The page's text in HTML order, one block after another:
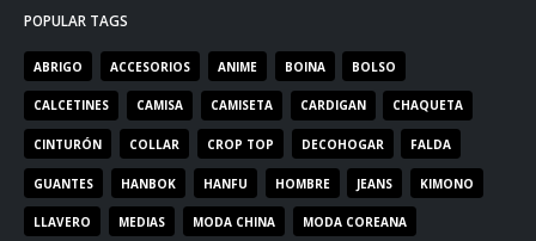
POPULAR TAGS
ABRIGO ACCESORIOS ANIME BOINA BOLSO
CALCETINES CAMISA CAMISETA CARDIGAN CHAQUETA
CINTURÓN COLLAR CROP TOP DECOHOGAR FALDA
GUANTES HANBOK HANFU HOMBRE JEANS KIMONO
LLAVERO MEDIAS MODA CHINA MODA COREANA